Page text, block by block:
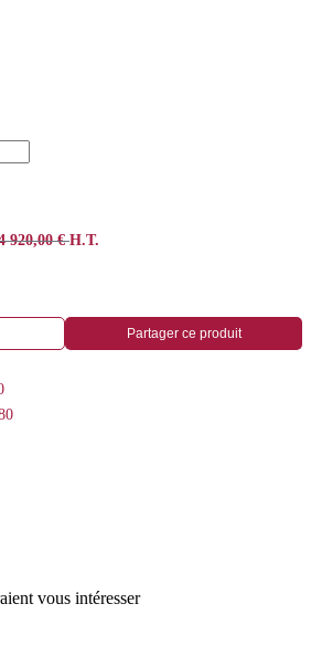
920,00€ H.T.
Partager ce produit
vous intéresser